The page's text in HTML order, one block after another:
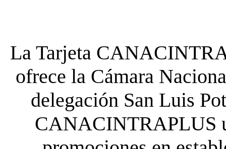
La Tarjeta
ofrece la Cámara
delegación San Luis
CANACINTRAPLUS